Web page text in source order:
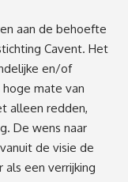
aan de behoefte
Cavent. Het
en/of
mate van
alleen redden,
De wens naar
de visie de
als een verrijking